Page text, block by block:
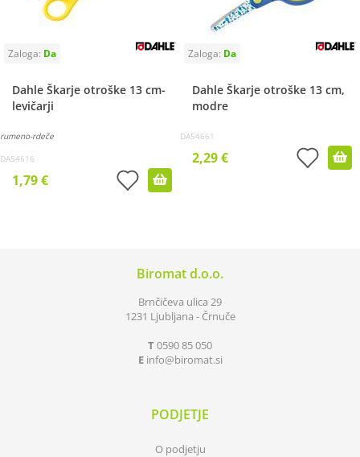
Dahle Škarje otroške 13 cm-
levičarji
rumeno-rdeče
DA54616
1,79 €
Dahle Škarje otroške 13 cm,
modre
DA54661
2,29 €
Biromat d.o.o.
Brnčičeva ulica 29
1231 Ljubljana - Črnuče
T0590 85 050
E info biromat.si
PODJETJE
O podjetju